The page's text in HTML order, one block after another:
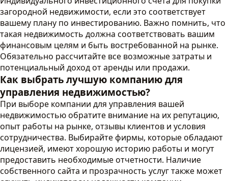
загородной недвижимости, если это соответствует
вашему плану по инвестированию. Важно помнить, что
такая недвижимость должна соответствовать вашим
финансовым целям и быть востребованной на рынке.
Обязательно рассчитайте все возможные затраты и
потенциальный доход от аренды или продажи.
Как выбрать лучшую компанию для
управления недвижимостью?
При выборе компании для управления вашей
недвижимостью обратите внимание на их репутацию,
опыт работы на рынке, отзывы клиентов и условия
сотрудничества. Выбирайте фирмы, которые обладают
лицензией, имеют хорошую историю работы и могут
предоставить необходимые отчетности. Наличие
собственного сайта и прозрачность услуг также может